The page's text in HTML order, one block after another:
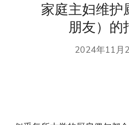
家庭主妇维护
朋友）的
2024年11月